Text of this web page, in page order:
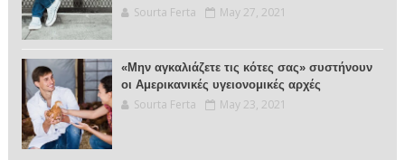
Sourta Ferta May 27, 2021
«Μην αγκαλιάζετε τις κότες σας» συστήνουν
οι Αμερικανικές υγειονομικές αρχές
Sourta Ferta May 23, 2021